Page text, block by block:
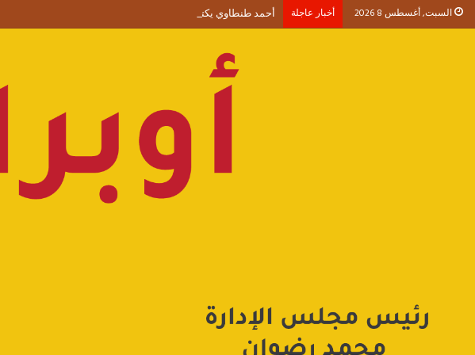
السبت, أغسطس 8 2026 أخبار عاجلة أحمد طنطاوي يكتب حين يصبح الوجود علامة استفهام